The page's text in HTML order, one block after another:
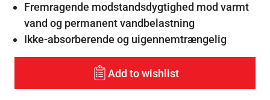
Fremragende modstandsdygtighed mod varmt
vand og permanent vandbelastning
Ikke-absorberende og uigennemtrængelig
Add to wishlist